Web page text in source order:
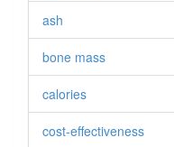
ash
bone mass
calories
cost-effectiveness